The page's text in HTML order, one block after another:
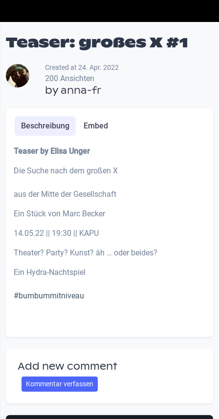
Teaser: großes X #1
Created at 24. Apr. 2022
200 Ansichten
byanna-fr
Beschreibung Embed
Teaser by Elisa Unger
Die Suche nach dem großen X
aus der Mitte der Gesellschaft
Ein Stück von Marc Becker
14.05.22 || 19:30 || KAPU
Theater? Party? Kunst? äh … oder beides?
Ein Hydra-Nachtspiel
#bumbummitniveau
Add new comment
Kommentar verfassen